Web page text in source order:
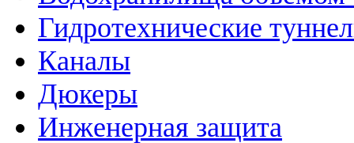
Гидротехнические
Каналы
Дюкеры
Инженерная защита